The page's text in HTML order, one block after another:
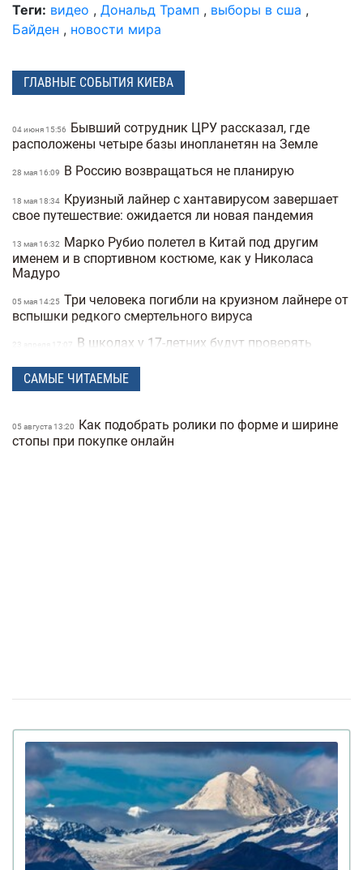
Теги: видео , Дональд Трамп , выборы в сша ,
Байден , новости мира
ГЛАВНЫЕ СОБЫТИЯ КИЕВА
04 июня 15:56
Бывший сотрудник ЦРУ рассказал, где
расположены четыре базы инопланетян на Земле
28 мая 16:09 В Россию возвращаться не планирую
18 мая 18:34 Круизный лайнер с хантавирусом завершает
свое путешествие: ожидается ли новая пандемия
13 мая 16:32
Марко Рубио полетел в Китай под другим
именем и в спортивном костюме, как у Николаса
Мадуро
05 мая 14:25 Три человека погибли на круизном лайнере от
вспышки редкого смертельного вируса
23 апреля 17:07
В школах у 17-летних будут проверять
Полиция Мексики несколько дней не могла
21 апреля 16:19
"Не спасайте меня, помогите папе" —
прокуратура показала видео с полицейских
задекларировал работник Бучанского ТЦК
27 марта 17:08 Боролась за право уйти из жизни: в Испании
25-летней девушке провели эвтаназию из-за
депрессии
23 марта 10:14 Мир на грани голода из-за войны в Иране:
коллапс на рынке удобрений
20 марта 17:42 Украинские офицеры шокированы тактикой
союзников США на Ближнем Востоке: детали
САМЫЕ ЧИТАЕМЫЕ
05 августа 13:20
Как подобрать ролики по форме и ширине
стопы при покупке онлайн